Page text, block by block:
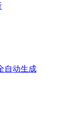
自动生成